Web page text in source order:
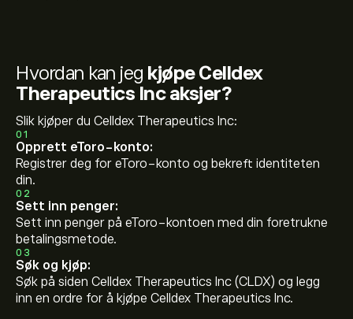
Hvordan kan jeg kjøpe Celldex
Therapeutics Inc aksjer?
Slik kjøper du Celldex Therapeutics Inc:
01
Opprett eToro-konto:
Registrer deg for eToro-konto og bekreft identiteten
din.
02
Sett inn penger:
Sett inn penger på eToro-kontoen med din foretrukne
betalingsmetode.
03
Søk og kjøp:
Søk på siden Celldex Therapeutics Inc (CLDX) og legg
inn en ordre for å kjøpe Celldex Therapeutics Inc.